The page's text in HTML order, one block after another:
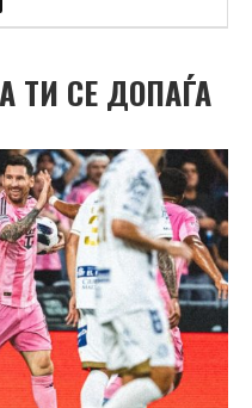
ТИ СЕ ДОПАЃА